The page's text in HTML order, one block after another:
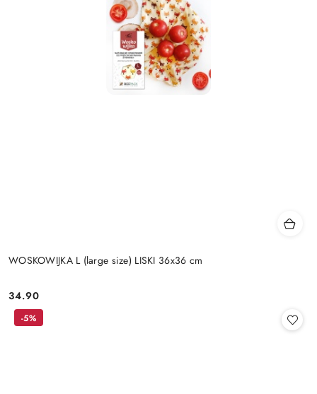
WOSKOWIJKA L (large size) LISKI 36x36 cm
Cena:
34.90
-5%